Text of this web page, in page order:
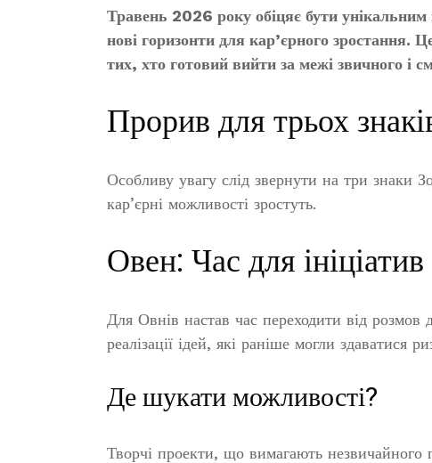
Травень 2026 року обіцяє бути унікальним
нові горизонти для кар’єрного зростання.
тих, хто готовий вийти за межі звичного і
Прорив для трьох
Особливу увагу слід звернути на три знаки
кар’єрні можливості зростуть.
Овен: Час для ініціатив
Для Овнів настав час переходити від розмов
реалізації ідей, які раніше могли здаватися
Де шукати можливості?
Творчі проекти, що вимагають